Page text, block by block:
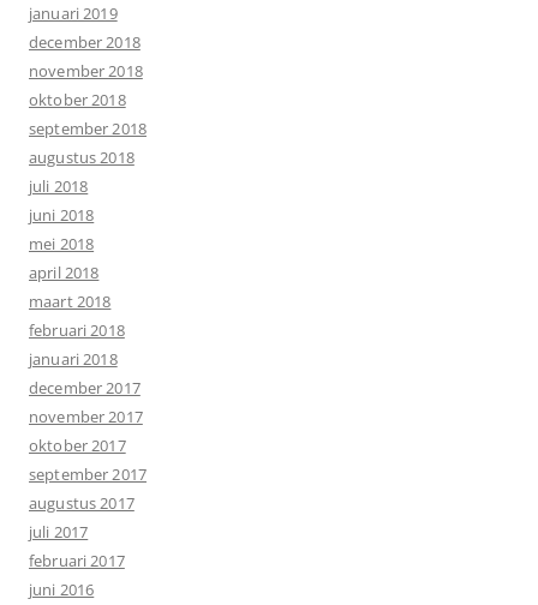
januari 2019
december 2018
november 2018
oktober 2018
september 2018
augustus 2018
juli 2018
juni 2018
mei 2018
april 2018
maart 2018
februari 2018
januari 2018
december 2017
november 2017
oktober 2017
september 2017
augustus 2017
juli 2017
februari 2017
juni 2016